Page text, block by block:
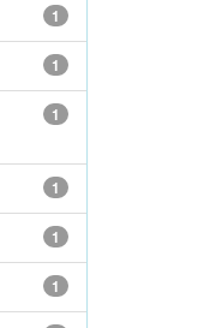
1
1
1
1
1
1